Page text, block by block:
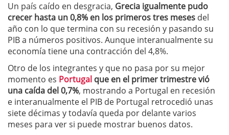
Un país caído en desgracia, Grecia igualmente pudo
crecer hasta un 0,8% en los primeros tres meses del
año con lo que termina con su recesión y pasando su
PIB a números positivos. Aunque interanualmente su
economía tiene una contracción del 4,8%.
Otro de los integrantes y que no pasa por su mejor
momento es Portugal que en el primer trimestre vió
una caída del 0,7%, mostrando a Portugal en recesión
e interanualmente el PIB de Portugal retrocedió unas
siete décimas y todavía queda por delante varios
meses para ver si puede mostrar buenos datos.